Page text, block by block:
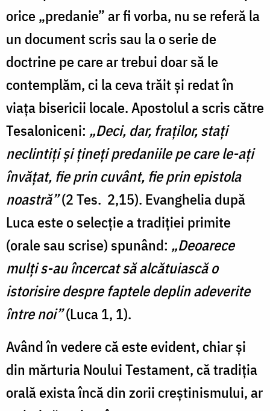
orice „predanie” ar fi vorba, nu se referă la
un document scris sau la o serie de
doctrine pe care ar trebui doar să le
contemplăm, ci la ceva trăit şi redat în
viaţa bisericii locale. Apostolul a scris către
Tesaloniceni: „Deci, dar, fraţilor, staţi
neclintiţi şi ţineţi predaniile pe care le-aţi
învăţat, fie prin cuvânt, fie prin epistola
noastră”(2 Tes. 2,15). Evanghelia după
Luca este o selecție a tradiţiei primite
(orale sau scrise) spunând: „Deoarece
mulţi s-au încercat să alcătuiască o
istorisire despre faptele deplin adeverite
între noi”(Luca 1, 1).
Având în vedere că este evident, chiar şi
din mărturia Noului Testament, că tradiţia
orală exista încă din zorii creștinismului, ar